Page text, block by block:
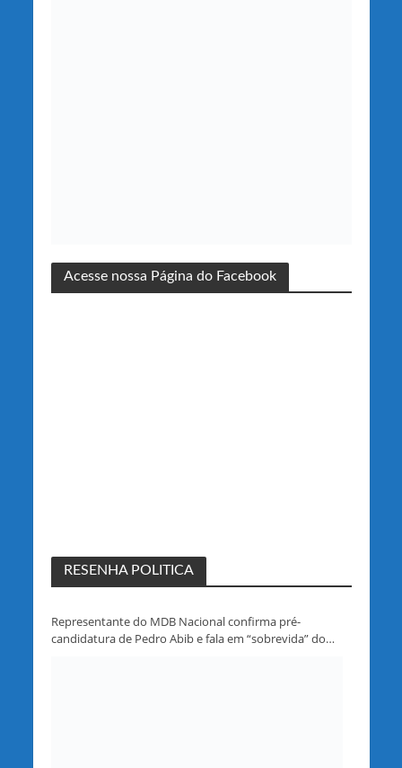
Acesse nossa Página do Facebook
RESENHA POLITICA
Representante do MDB Nacional confirma pré-
candidatura de Pedro Abib e fala em “sobrevida” do